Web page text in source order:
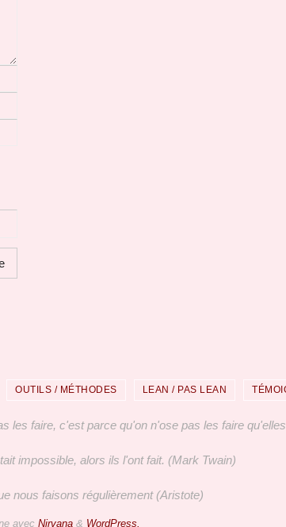
OUTILS / MÉTHODES LEAN / PAS LEAN
les faire, c'est parce qu'on n'ose pas les faire
impossible, alors ils l'ont fait. (Mark Twain)
nous faisons régulièrement (Aristote)
avec Nirvana& WordPress.